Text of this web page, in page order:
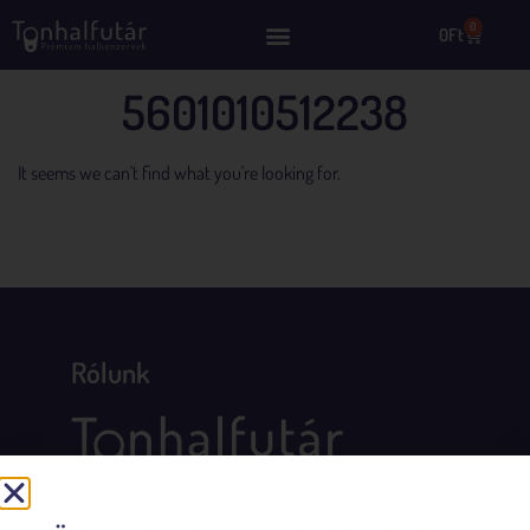
0Ft 0
5601010512238
It seems we can't find what you're looking for.
Rólunk